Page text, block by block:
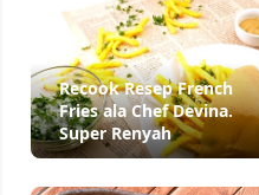
Recook Resep French
Fries ala Chef Devina.
Super Renyah